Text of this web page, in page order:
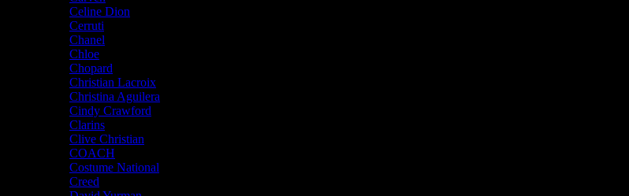
Celine Dion
Cerruti
Chanel
Chloe
Chopard
Christian Lacroix
Christina Aguilera
Cindy Crawford
Clarins
Clive Christian
COACH
Costume National
Creed